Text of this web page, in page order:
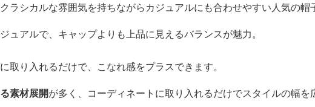
ラシカルな雰囲気を持ちながらカジュアルにも合わせやすい人気の帽
ュアルで、キャップよりも上品に見えるバランスが魅力。
取り入れるだけで、こなれ感をプラスできます。
素材展開が多く、コーディネートに取り入れるだけでスタイルの幅